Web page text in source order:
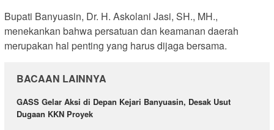
Bupati Banyuasin, Dr. H. Askolani Jasi, SH., MH.,
menekankan bahwa persatuan dan keamanan daerah
merupakan hal penting yang harus dijaga bersama.
BACAAN LAINNYA
GASS Gelar Aksi di Depan Kejari Banyuasin, Desak Usut
Dugaan KKN Proyek